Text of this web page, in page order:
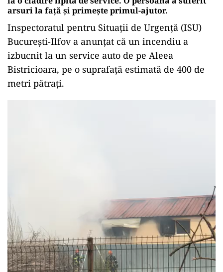
arsuri la faţă şi primeşte primul-ajutor.
Inspectoratul pentru Situaţii de Urgenţă (ISU)
Bucureşti-Ilfov a anunţat că un incendiu a
izbucnit la un service auto de pe Aleea
Bistricioara, pe o suprafaţă estimată de 400 de
metri pătraţi.